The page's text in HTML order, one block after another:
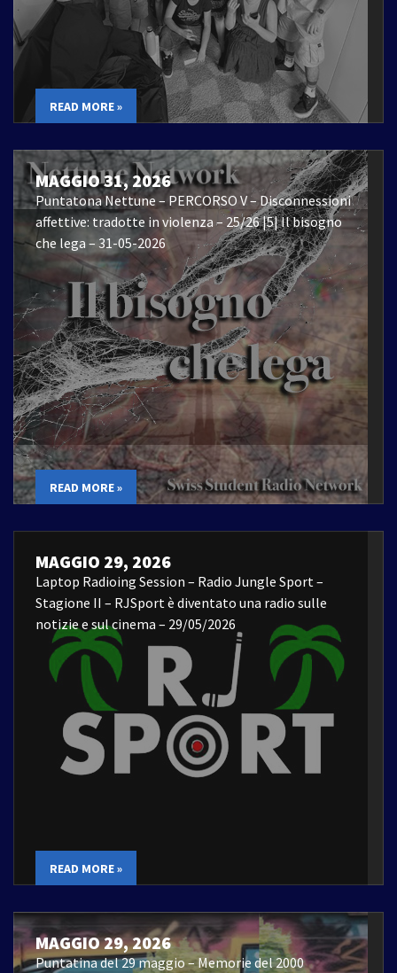
READ MORE »
MAGGIO 31, 2026
Puntatona Nettune – PERCORSO V – Disconnessioni
affettive: tradotte in violenza – 25/26 |5| Il bisogno
che lega – 31-05-2026
READ MORE »
MAGGIO 29, 2026
Laptop Radioing Session – Radio Jungle Sport –
Stagione II – RJSport è diventato una radio sulle
notizie e sul cinema – 29/05/2026
READ MORE »
MAGGIO 29, 2026
Puntatina del 29 maggio – Memorie del 2000